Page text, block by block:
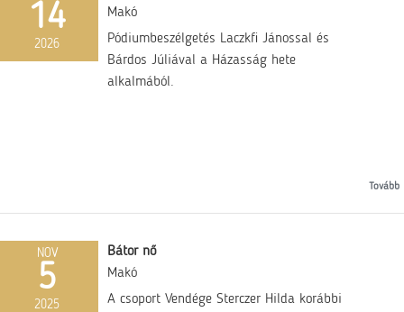
14
2026
Makó
Pódiumbeszélgetés Laczkfi Jánossal és
Bárdos Júliával a Házasság hete
alkalmából.
Tovább
NOV
5
2025
Bátor nő
Makó
A csoport Vendége Sterczer Hilda korábbi